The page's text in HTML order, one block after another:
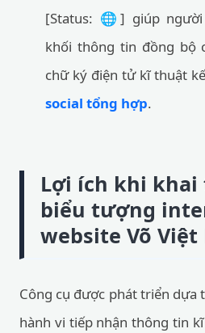
[Status: 🌐] giúp
khối thông tin đồng bộ
chữ ký điện tử kĩ thuật
social tổng hợp.
Lợi ích khi khai
biểu tượng
website Võ Việt
Công cụ được phát triển dựa
hành vi tiếp nhận thông tin